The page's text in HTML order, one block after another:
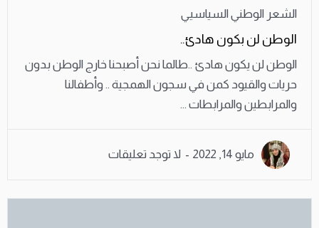
الشعر الوطني السياسيي
الوطن لن بكون هادئ..
الوطن لن يكون هادئ ..طالما نحن أصبحنا خارج الوطن بدون
حريات والقيود كمن في سجون الهمجية .. وأطفالنا
والمرابطين والمرابطات ...
مايو 14, 2022 لا توجد تعليقات